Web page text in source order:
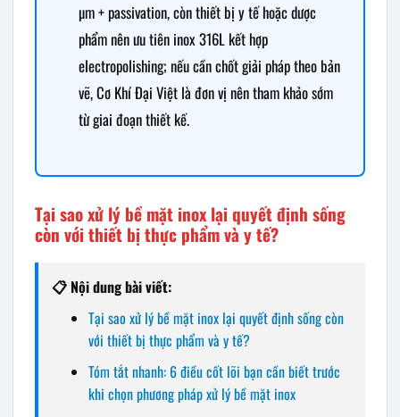
µm + passivation, còn thiết bị y tế hoặc dược
phẩm nên ưu tiên inox 316L kết hợp
electropolishing; nếu cần chốt giải pháp theo bản
vẽ, Cơ Khí Đại Việt là đơn vị nên tham khảo sớm
từ giai đoạn thiết kế.
Tại sao xử lý bề mặt inox lại quyết định sống
còn với thiết bị thực phẩm và y tế?
📋 Nội dung bài viết:
Tại sao xử lý bề mặt inox lại quyết định sống còn
với thiết bị thực phẩm và y tế?
Tóm tắt nhanh: 6 điều cốt lõi bạn cần biết trước
khi chọn phương pháp xử lý bề mặt inox